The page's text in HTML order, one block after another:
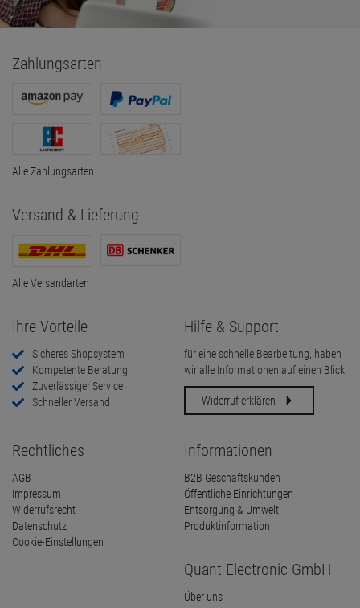
Zahlungsarten
Alle Zahlungsarten
Versand & Lieferung
Alle Versandarten
Ihre Vorteile
Sicheres Shopsystem
Kompetente Beratung
Zuverlässiger Service
Schneller Versand
Hilfe & Support
für eine schnelle Bearbeitung, haben
wir alle Informationen auf einen Blick
Widerruf erklären
Rechtliches
AGB
Impressum
Widerrufsrecht
Datenschutz
Cookie-Einstellungen
Informationen
B2B Geschäftskunden
Öffentliche Einrichtungen
Entsorgung & Umwelt
Produktinformation
Quant Electronic GmbH
Über uns